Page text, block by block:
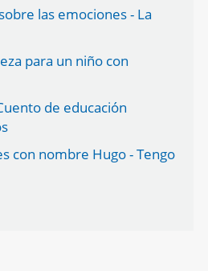
las emociones - La
para un niño con
de educación
con nombre Hugo - Tengo